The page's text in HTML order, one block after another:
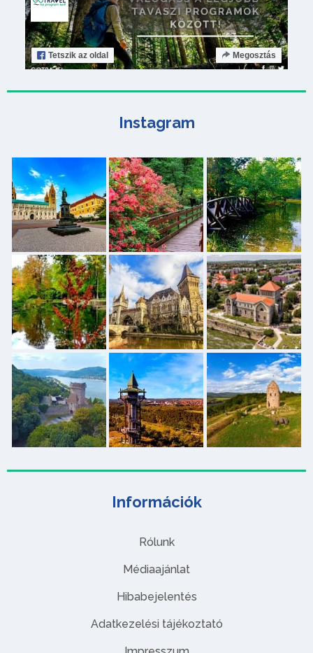
Információk
Rólunk
Médiaajánlat
Hibabejelentés
Adatkezelési tájékoztató
Tetszik az oldal Megosztás
Instagram